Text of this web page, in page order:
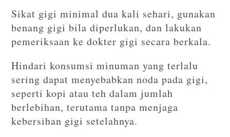
Sikat gigi minimal dua kali sehari, gunakan
benang gigi bila diperlukan, dan lakukan
pemeriksaan ke dokter gigi secara berkala.
Hindari konsumsi minuman yang terlalu
sering dapat menyebabkan noda pada gigi,
seperti kopi atau teh dalam jumlah
berlebihan, terutama tanpa menjaga
kebersihan gigi setelahnya.